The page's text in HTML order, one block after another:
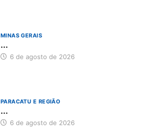
MINAS GERAIS
...
6 de agosto de 2026
PARACATU E REGIÃO
...
6 de agosto de 2026